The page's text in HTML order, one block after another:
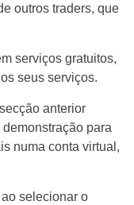
outros traders, que
serviços gratuitos,
seus serviços.
anterior
para
numa conta virtual,
selecionar o